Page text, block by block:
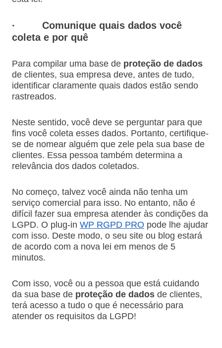
· Comunique quais dados você
coleta e por quê
Para compilar uma base de proteção de dados
de clientes, sua empresa deve, antes de tudo,
identificar claramente quais dados estão sendo
rastreados.
Neste sentido, você deve se perguntar para que
fins você coleta esses dados. Portanto, certifique-
se de nomear alguém que zele pela sua base de
clientes. Essa pessoa também determina a
relevância dos dados coletados.
No começo, talvez você ainda não tenha um
serviço comercial para isso. No entanto, não é
difícil fazer sua empresa atender às condições da
LGPD. O plug-in WP RGPD PRO pode lhe ajudar
com isso. Deste modo, o seu site ou blog estará
de acordo com a nova lei em menos de 5
minutos.
Com isso, você ou a pessoa que está cuidando
da sua base de proteção de dadosde clientes,
terá acesso a tudo o que é necessário para
atender os requisitos da LGPD!